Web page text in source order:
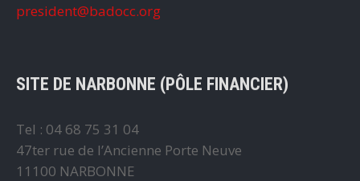
president@badocc.org
SITE DE NARBONNE (PÔLE FINANCIER)
Tel : 04 68 75 31 04
47ter rue de l’Ancienne Porte Neuve
11100 NARBONNE